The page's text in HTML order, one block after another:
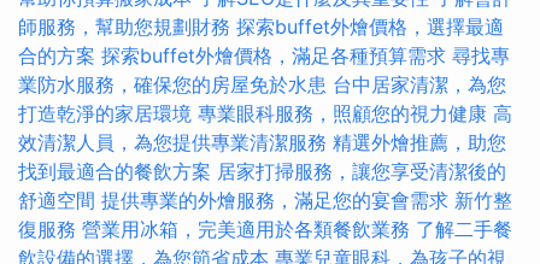
師服務，幫助您規劃財務 探索buffet外燴價格，選擇最適
合的方案 探索buffet外燴價格，滿足各種預算需求 尋找專
業防水服務，確保您的房屋免於水患 台中居家清潔，為您
打造乾淨的家居環境 專業眼科服務，照顧您的視力健康 高
效清潔人員，為您提供專業清潔服務 精選外燴推薦，助您
找到最適合的餐飲方案 居家打掃服務，讓您享受清潔後的
舒適空間 提供專業的外燴服務，滿足您的宴會需求 新竹整
復服務 營業用冰箱，完美適用於各類餐飲業務 了解二手餐
飲設備的選擇，為您節省成本 專業兒童眼科，為孩子的視